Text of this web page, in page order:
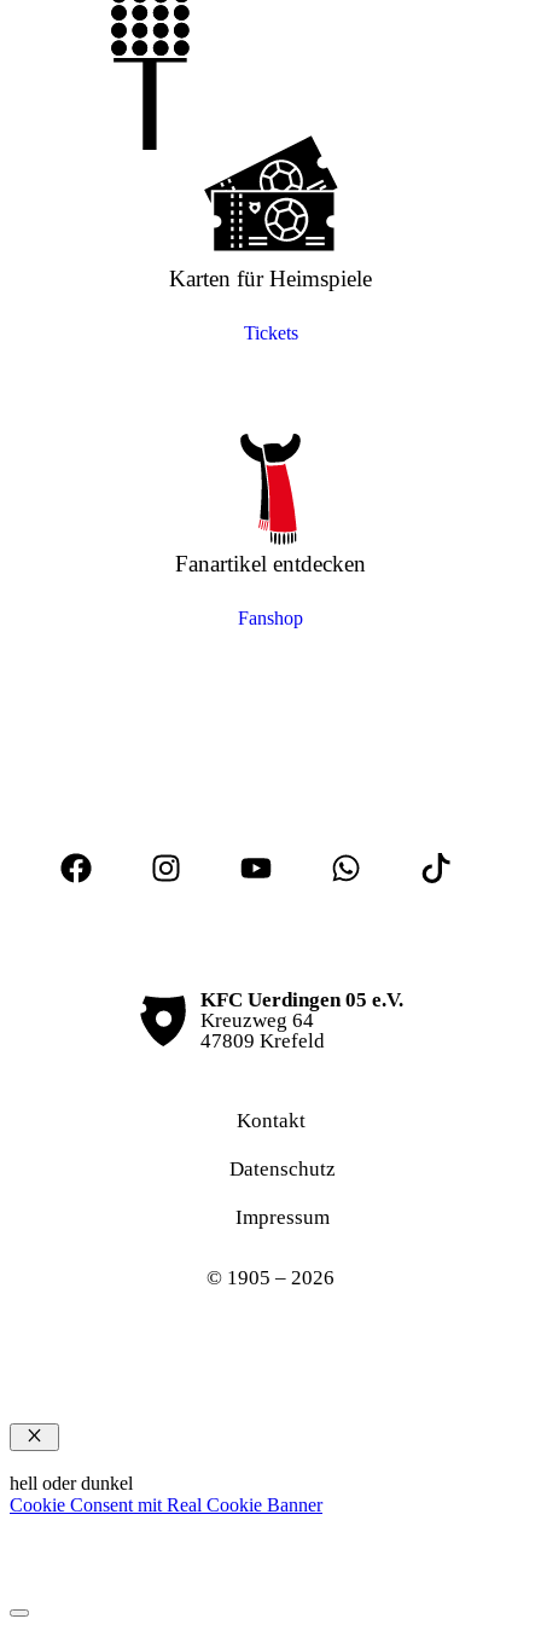
Karten für Heimspiele
Tickets
Fanartikel entdecken
Fanshop
KFC Uerdingen 05 e.V.
Kreuzweg 64
47809 Krefeld
Kontakt
Datenschutz
Impressum
© 1905 – 2026
Schließen
hell oder dunkel
Cookie Consent mit Real Cookie Banner